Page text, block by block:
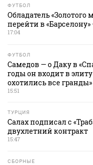
ФУТБОЛ
Обладатель «Золотого
перейти в
17:04
ФУТБОЛ
Самедов — о Даку в
годы он входит в
охотились все гранды»
15:51
ТУРЦИЯ
Салах подписал с
двухлетний контракт
15:47
СБОРНЫЕ